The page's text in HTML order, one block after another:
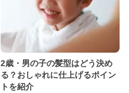
2歳・男の子の髪型はどう決め
る？おしゃれに仕上げるポイン
トを紹介